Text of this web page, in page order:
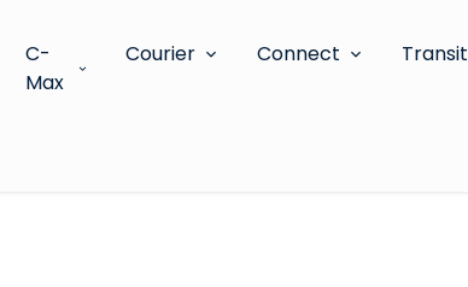
C-
Max
Courier Connect Transit